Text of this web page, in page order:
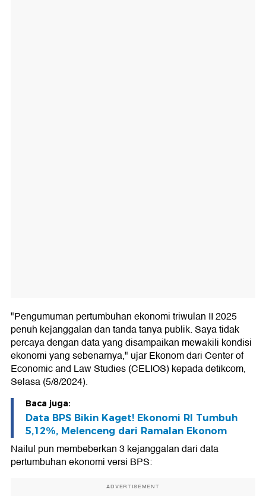
"Pengumuman pertumbuhan ekonomi triwulan II 2025
penuh kejanggalan dan tanda tanya publik. Saya tidak
percaya dengan data yang disampaikan mewakili kondisi
ekonomi yang sebenarnya," ujar Ekonom dari Center of
Economic and Law Studies (CELIOS) kepada detikcom,
Selasa (5/8/2024).
Baca juga:
Data BPS Bikin Kaget! Ekonomi RI Tumbuh
5,12%, Melenceng dari Ramalan Ekonom
Nailul pun membeberkan 3 kejanggalan dari data
pertumbuhan ekonomi versi BPS:
ADVERTISEMENT